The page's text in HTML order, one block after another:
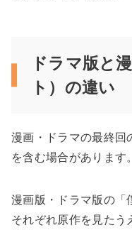
ドラマ版と
ト）の違い
漫画・ドラマの最終回
を含む場合があります。
漫画版・ドラマ版の「
それぞれ原作を見たう